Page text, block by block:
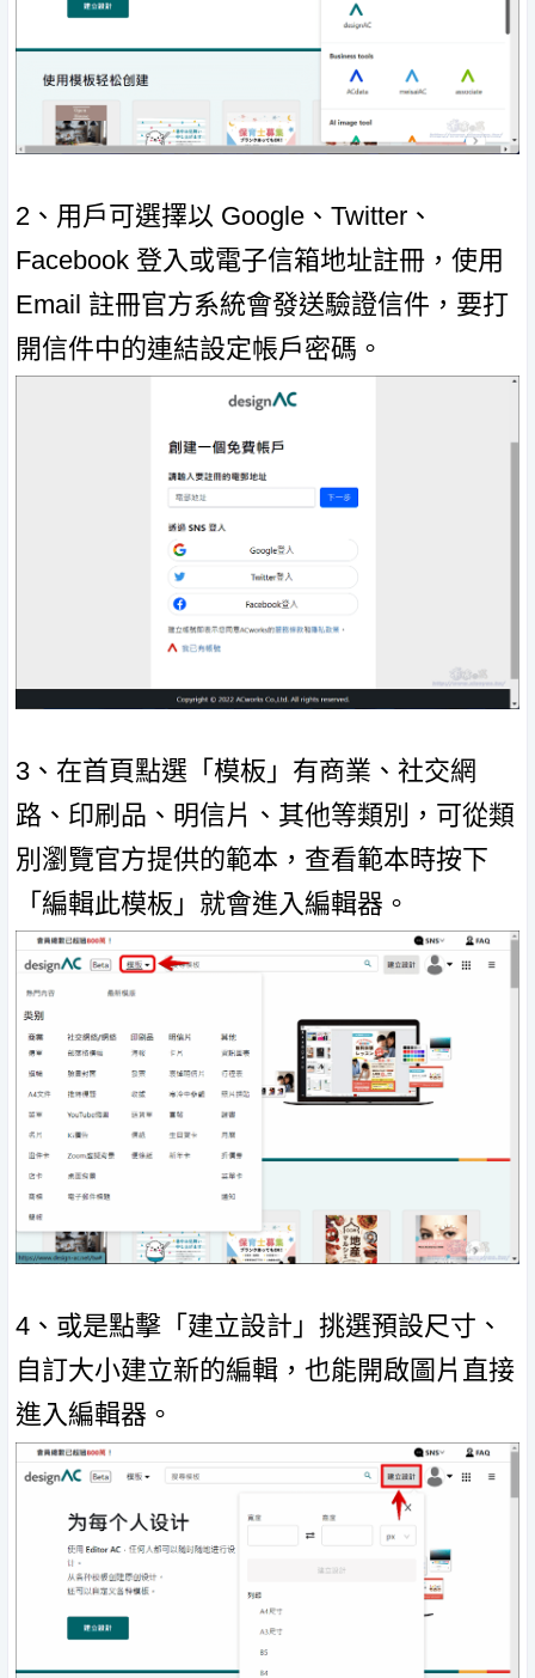
2、用戶可選擇以 Google、Twitter、
Facebook 登入或電子信箱地址註冊，使用
Email 註冊官方系統會發送驗證信件，要打
開信件中的連結設定帳戶密碼。
3、在首頁點選「模板」有商業、社交網
路、印刷品、明信片、其他等類別，可從類
別瀏覽官方提供的範本，查看範本時按下
「編輯此模板」就會進入編輯器。
4、或是點擊「建立設計」挑選預設尺寸、
自訂大小建立新的編輯，也能開啟圖片直接
進入編輯器。